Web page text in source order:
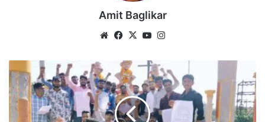
Amit Baglikar
WebsiteFacebook
X YouTube
दिवस
पर
वैचारिक
क्रांति